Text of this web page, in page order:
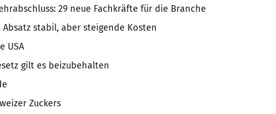
29 neue Fachkräfte für die Branche
stabil, aber steigende Kosten
USA
gilt es beizubehalten
Zuckers